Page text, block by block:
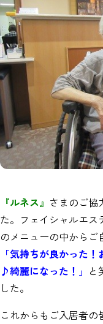
『ルネス』 さまのご協
た。フェイシャルエス
のメニューの中からご
「気持ちが良かった
♪綺麗になった！」 と
した。
これからもご入居者